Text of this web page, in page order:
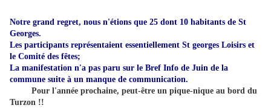
Notre grand regret, nous n'étions que 25 dont 10 habitants de St
Georges.
Les participants représentaient essentiellement St georges Loisirs et
le Comité des fêtes;
La manifestation n'a pas paru sur le Bref Info de Juin de la
commune suite à un manque de communication.
Pour l'année prochaine, peut-être un pique-nique au bord du
Turzon !!